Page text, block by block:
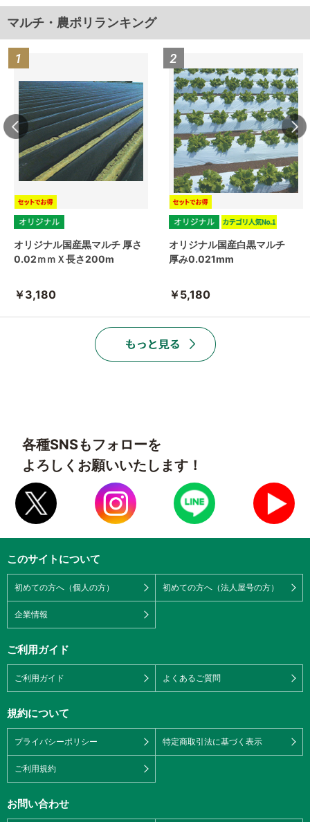
マルチ・農ポリランキング
オリジナル国産黒マルチ 厚さ
0.02ｍｍＸ長さ200m
￥3,180
オリジナル国産白黒マルチ
厚み0.021mm
￥5,180
各種SNSもフォローを
よろしくお願いいたします！
このサイトについて
初めての方へ（個人の方） 初めての方へ（法人屋号の方）
企業情報
ご利用ガイド
ご利用ガイド よくあるご質問
規約について
プライバシーポリシー 特定商取引法に基づく表示
ご利用規約
お問い合わせ